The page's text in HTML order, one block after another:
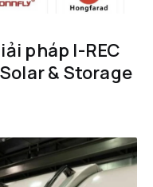
pháp I-REC
& Storage